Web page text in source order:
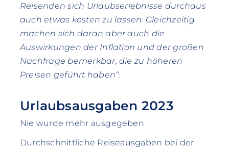
Reisenden sich Urlaubserlebnisse durchaus
auch etwas kosten zu lassen. Gleichzeitig
machen sich daran aber auch die
Auswirkungen der Inflation und der großen
Nachfrage bemerkbar, die zu höheren
Preisen geführt haben“.
Urlaubsausgaben 2023
Nie wurde mehr ausgegeben
Durchschnittliche Reiseausgaben bei der